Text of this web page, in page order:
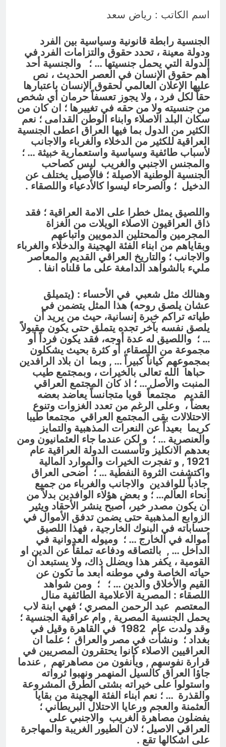
انتهت الحرب… لكن لم ينتهي
اسم الكاتب : رياض سعد
الجنسية رابطة قانونية وسياسية بين الفرد
ودولة معينة ، تحدد حقوق والتزامات الفرد في
الدولة التي يحمل جنسيتها … ؛ والجنسية أحد
أهم حقوق الإنسان في العصر الحديث ، نص
عليها الإعلان العالمي لحقوق الإنسان باعتبارها
حقاً لكل فرد ، ولا يجوز تعسفاً حرمان أي شخص
من جنسيته ولا من حقه في تغييرها ؛ ان كان من
سكان البلد الاصلاء وابناء الوطن القدامى ؛ نعم
الكثير من الدول بما فيها العراق اعطى الجنسية
العراقية للكثير من الدخلاء والغرباء والاجانب
لأسباب طائفية وسياسية واستعمارية خبيثة … ؛
والمجنس الاجنبي والغريب ليس كصاحب
الجنسية الوطنية الاصيلة ؛ فالأصيل يختلف عن
الدخيل ؛ والصرحاء ليسوا كالأدعياء واللصقاء .
واللصيق يمثل خطرا على الامة العراقية ؛ فقد
ذاق العراقيون الاصلاء الويلات من الغزاة
المجرمين والمحتلين الدمويين واتباعهم
وبقاياهم من ابناء الفئة الهجينة والدخلاء والغرباء
والاجانب ؛ والتاريخ العراقي القديم والمعاصر
مليء بالشواهد الدامغة على ما قلناه انفا .
وهنالك مثل شعبي في الأحساء : (يتميلق
عشان يلصق روحه) هذا المثل يتضمن في
طياته تراكم خبرة إنسانية، حيث من يريد أن
يلصق نفسه بآخر تجده يتملق حتى يكون مقبولاً
… ؛ واللصيق له عدة أوجه، فقد يكون فرداً أو
مجموعة من اللصقاء، أو كثرة بحيث يشكلون
بمجموعهم كياناً كبيراً … , وبما ان بلاد الرافدين
حباها الله تعالى بالخيرات ، وبمجتمع طيب
المنبت والأصل … ؛ اذ كان المجتمع العراقي
القديم مجتمعاً قويا متجانساً يعاضد بعضه
بعضاً ، وعلى الرغم من تعدد الغزوات وتنوع
الاحتلالات بقى المجتمع العراقي مجتمعا طيبا
كريما بعيداً عن النعرات المذهبية والتمايز
والعنصرية … ؛ و لكن عندما جاء العثمانيون ومن
بعدهم الانكليز وتأسست الدولة العراقية عام
1921 , و تفجرت الخيرات والموارد المالية
واكتشفت الثروة النفطية … ؛ أضحى العراق
جاذباً للوافدين والاجانب والغرباء من جميع
أنحاء العالم… ؛ و بعض هؤلاء الوافدين بدلاً من
أن يكون مصدر خير، أصبح ينشر الأحقاد ويثير
الزوابع المذهبية حتى يضمن تدفق الأموال في
حساباته في البنوك الخارجية ، فهذا اللصيق
أمواله في الخارج … ؛ وميوله العدوانية في
الداخل … , بالتصاقه ودفاعه تملقاً عن الدين او
القومية ، يكفر هذا ويضلل ذاك، ولا يستبعد أن
حياته الخاصة وفي موطنه أبعد ما تكون عن
القيم والأخلاق والدين … ؛ ؛ ومن شواهد
اللصقاء : المصرية الاعلامية الطائفية منال
المعتصم عبد الرحمن المصري ؛ فهي ابنة لاب
يحمل الجنسية المصرية , وام عراقية الجنسية ؛
وقد ولدت عام 1982 في القاهرة وقيل في
بغداد ؛ ونشأت في مصر والعراق ؛ علما ان
العراقيين الاصلاء كانوا يحتقرون المصريين في
قرارة نفوسهم , ويأنفون من مصاهرتهم , عندما
جاؤا العراق كالسيل المنهمر ونهبوا ثرواته
واستولوا على خيراته بشتى الطرق المشروعة
والقذرة … ؛ نعم ابناء الفئة الهجينة من بقايا
العثمنة والعجم ورعايا الاحتلال البريطاني ؛
يفضلون مصاهرة الغريب والاجنبي على
العراقي الاصيل ؛ لان الطيور الغريبة والمهاجرة
على اشكالها تقع .